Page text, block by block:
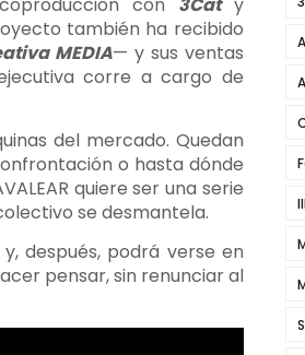
también ha recibido
MEDIA— y sus ventas
corre a cargo de
del mercado. Quedan
o hasta dónde
quiere ser una serie
se desmantela.
después, podrá verse en
pensar, sin renunciar al